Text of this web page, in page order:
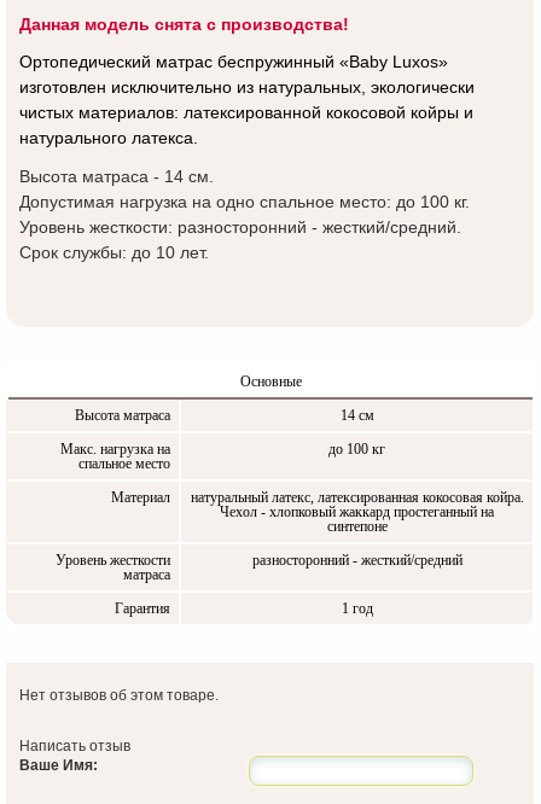
Данная модель снята с производства!
Ортопедический матрас беспружинный «Baby Luxos»
изготовлен исключительно из натуральных, экологически
чистых материалов: латексированной кокосовой койры и
натурального латекса.
Высота матраса - 14 см.
Допустимая нагрузка на одно спальное место: до 100 кг.
Уровень жесткости: разносторонний - жесткий/средний.
Срок службы: до 10 лет.
Основные
Высота матраса
14 см
Макс. нагрузка на
спальное место
до 100 кг
Материал
натуральный латекс, латексированная кокосовая койра.
Чехол - хлопковый жаккард простеганный на
синтепоне
Уровень жесткости
матраса
разносторонний - жесткий/средний
Гарантия 1 год
Нет отзывов об этом товаре.
Написать отзыв
Ваше Имя: